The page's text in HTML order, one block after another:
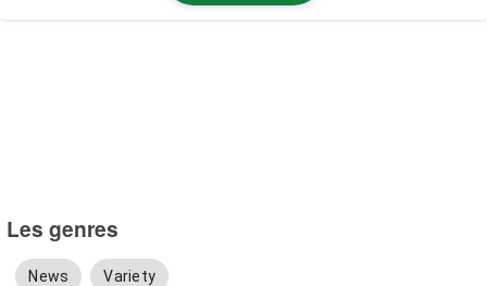
Les genres
News Variety